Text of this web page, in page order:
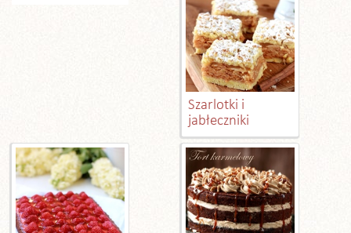
Szarlotki i
jabłeczniki